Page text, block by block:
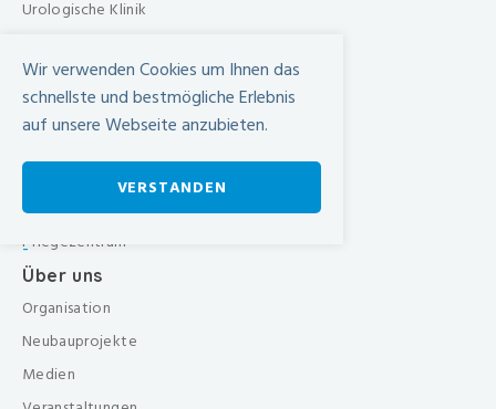
Urologische Klinik
Frauenklinik
Übergreifende medizinische Bereiche
Therapien
Pflegezentrum
Über uns
Organisation
Neubauprojekte
Medien
Wir verwenden Cookies um Ihnen das
schnellste und bestmögliche Erlebnis
auf unsere Webseite anzubieten.
VERSTANDEN
-